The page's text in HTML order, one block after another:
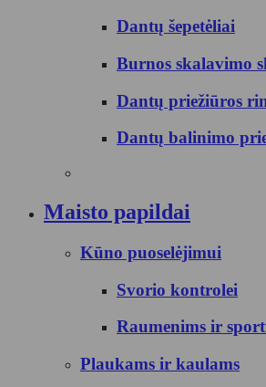
Dantų šepetėliai
Burnos skalavimo
Dantų priežiūros
Dantų balinimo
Maisto papildai
Kūno puoselėjimui
Svorio kontrolei
Raumenims ir
Plaukams ir kaulams